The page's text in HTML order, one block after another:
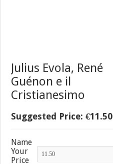
Julius Evola, René
Guénon e il
Cristianesimo
Suggested Price:€11.50
Name
Your
Price